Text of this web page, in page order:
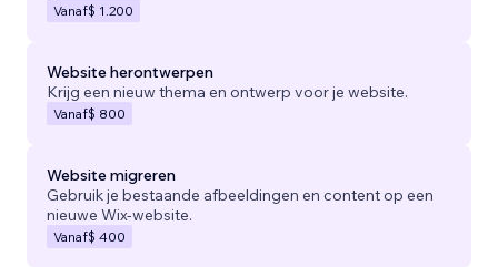
Vanaf$ 1.200
Website herontwerpen
Krijg een nieuw thema en ontwerp voor je website.
Vanaf$ 800
Website migreren
Gebruik je bestaande afbeeldingen en content op een
nieuwe Wix-website.
Vanaf$ 400